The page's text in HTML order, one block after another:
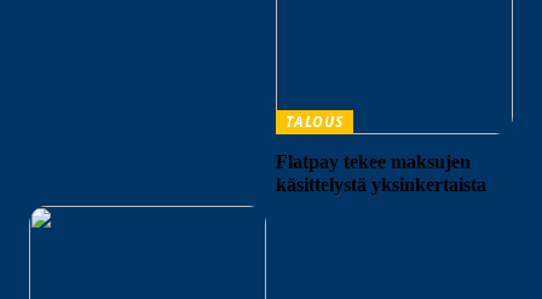
TALOUS
Flatpay tekee maksujen
käsittelystä yksinkertaista